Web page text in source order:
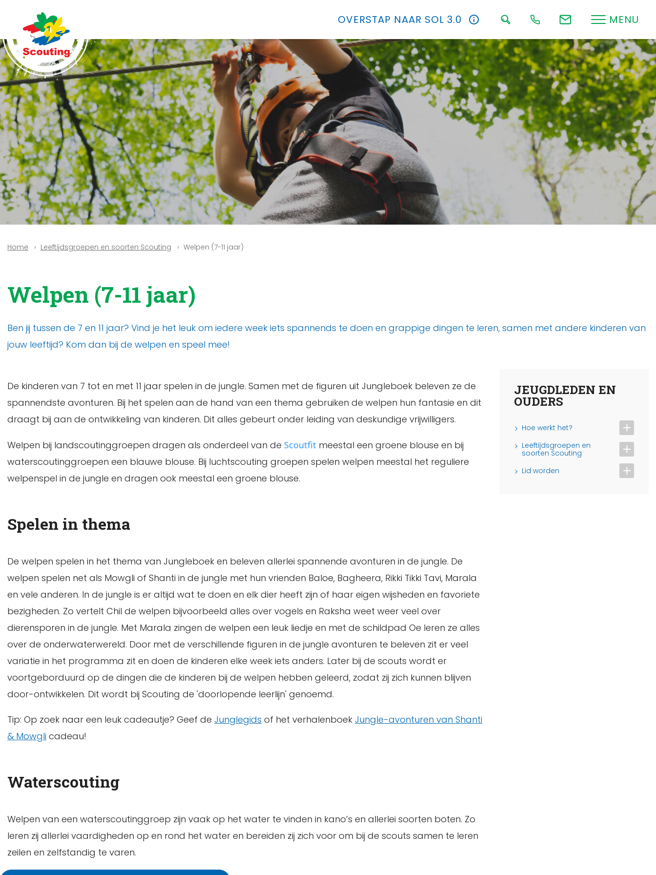
OVERSTAP NAAR SOL 3.0 MENU
Home Leeftijdsgroepen en soorten Scouting Welpen (7-11 jaar)
Welpen (7-11 jaar)
Ben jij tussen de 7 en 11 jaar? Vind je het leuk om iedere week iets spannends te doen en grappige dingen te leren, samen met andere kinderen van
jouw leeftijd? Kom dan bij de welpen en speel mee!
De kinderen van 7 tot en met 11 jaar spelen in de jungle. Samen met de figuren uit Jungleboek beleven ze de
spannendste avonturen. Bij het spelen aan de hand van een thema gebruiken de welpen hun fantasie en dit
draagt bij aan de ontwikkeling van kinderen. Dit alles gebeurt onder leiding van deskundige vrijwilligers.
Welpen bij landscoutinggroepen dragen als onderdeel van de Scoutfit meestal een groene blouse en bij
waterscoutinggroepen een blauwe blouse. Bij luchtscouting groepen spelen welpen meestal het reguliere
welpenspel in de jungle en dragen ook meestal een groene blouse.
Spelen in thema
De welpen spelen in het thema van Jungleboek en beleven allerlei spannende avonturen in de jungle. De
welpen spelen net als Mowgli of Shanti in de jungle met hun vrienden Baloe, Bagheera, Rikki Tikki Tavi, Marala
en vele anderen. In de jungle is er altijd wat te doen en elk dier heeft zijn of haar eigen wijsheden en favoriete
bezigheden. Zo vertelt Chil de welpen bijvoorbeeld alles over vogels en Raksha weet weer veel over
dierensporen in de jungle. Met Marala zingen de welpen een leuk liedje en met de schildpad Oe leren ze alles
over de onderwaterwereld. Door met de verschillende figuren in de jungle avonturen te beleven zit er veel
variatie in het programma zit en doen de kinderen elke week iets anders. Later bij de scouts wordt er
voortgeborduurd op de dingen die de kinderen bij de welpen hebben geleerd, zodat zij zich kunnen blijven
door-ontwikkelen. Dit wordt bij Scouting de 'doorlopende leerlijn' genoemd.
Tip: Op zoek naar een leuk cadeautje? Geef de Junglegids of het verhalenboek Jungle-avonturen van Shanti
& Mowgli cadeau!
Waterscouting
Welpen van een waterscoutinggroep zijn vaak op het water te vinden in kano’s en allerlei soorten boten. Zo
leren zij allerlei vaardigheden op en rond het water en bereiden zij zich voor om bij de scouts samen te leren
zeilen en zelfstandig te varen.
JEUGDLEDEN EN
OUDERS
Hoe werkt het?
Leeftijdsgroepen en
soorten Scouting
Lid worden